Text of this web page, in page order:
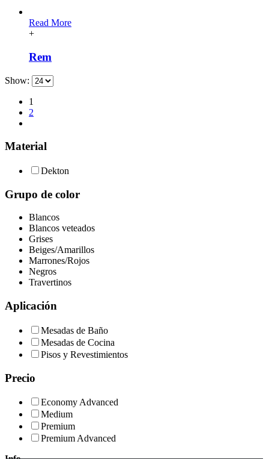
Read More
+
Rem
Show:
1
2
Material
Dekton
Grupo de color
Blancos
Blancos veteados
Grises
Beiges/Amarillos
Marrones/Rojos
Negros
Travertinos
Aplicación
Mesadas de Baño
Mesadas de Cocina
Pisos y Revestimientos
Precio
Economy Advanced
Medium
Premium
Premium Advanced